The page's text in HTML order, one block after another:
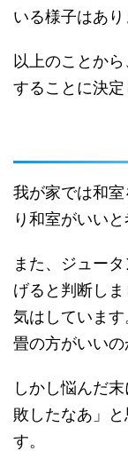
いる様子はあり
以上のことか
することに決定
我が家では和
り和室がいい
また、ジュー
げると判断し
気はしています
畳の方がいいの
しかし悩んだ
敗したなあ」
す。